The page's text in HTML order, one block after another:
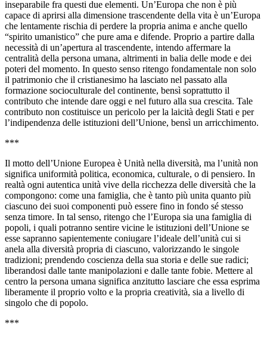
inseparabile fra questi due elementi. Un’Europa che non è più
capace di aprirsi alla dimensione trascendente della vita è un’Europa
che lentamente rischia di perdere la propria anima e anche quello
“spirito umanistico” che pure ama e difende. Proprio a partire dalla
necessità di un’apertura al trascendente, intendo affermare la
centralità della persona umana, altrimenti in balia delle mode e dei
poteri del momento. In questo senso ritengo fondamentale non solo
il patrimonio che il cristianesimo ha lasciato nel passato alla
formazione socioculturale del continente, bensì soprattutto il
contributo che intende dare oggi e nel futuro alla sua crescita. Tale
contributo non costituisce un pericolo per la laicità degli Stati e per
l’indipendenza delle istituzioni dell’Unione, bensì un arricchimento.
***
Il motto dell’Unione Europea è Unità nella diversità, ma l’unità non
significa uniformità politica, economica, culturale, o di pensiero. In
realtà ogni autentica unità vive della ricchezza delle diversità che la
compongono: come una famiglia, che è tanto più unita quanto più
ciascuno dei suoi componenti può essere fino in fondo sé stesso
senza timore. In tal senso, ritengo che l’Europa sia una famiglia di
popoli, i quali potranno sentire vicine le istituzioni dell’Unione se
esse sapranno sapientemente coniugare l’ideale dell’unità cui si
anela alla diversità propria di ciascuno, valorizzando le singole
tradizioni; prendendo coscienza della sua storia e delle sue radici;
liberandosi dalle tante manipolazioni e dalle tante fobie. Mettere al
centro la persona umana significa anzitutto lasciare che essa esprima
liberamente il proprio volto e la propria creatività, sia a livello di
singolo che di popolo.
***